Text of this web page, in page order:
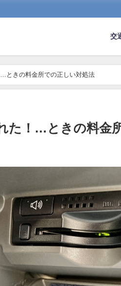
交
ときの料金所での正しい対処法
た！…ときの料金